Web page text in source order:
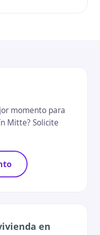
momento para
Mitte? Solicite
en